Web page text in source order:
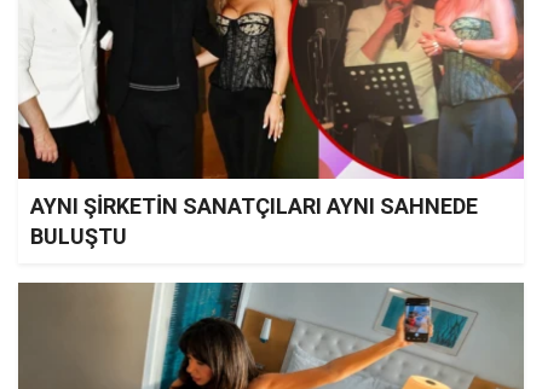
AYNI ŞİRKETİN SANATÇILARI AYNI SAHNEDE
BULUŞTU